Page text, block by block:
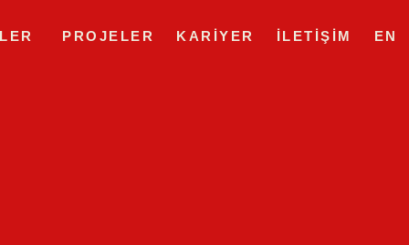
PROJELER KARIYER İLETIŞIM EN